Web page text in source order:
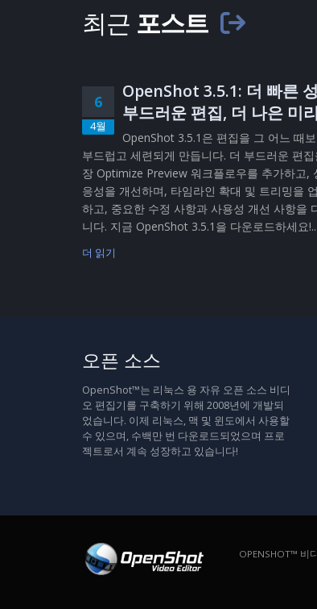
최근 포스트
6
4월
OpenShot 3.5.1: 더 빠른
부드러운 편집, 더 나은 미
OpenShot 3.5.1은 편집을 그 어느 때
부드럽고 세련되게 만듭니다. 더 부드러운 편
장 Optimize Preview 워크플로우를 추가하고,
응성을 개선하며, 타임라인 확대 및 트리밍을
하고, 중요한 수정 사항과 사용성 개선 사항을
니다. 지금 OpenShot 3.5.1을 다운로드하세요!...
더 읽기
오픈 소스
OpenShot™는 리눅스 용 자유 오픈 소스 비디
오 편집기를 구축하기 위해 2008년에 개발되
었습니다. 이제 리눅스, 맥 및 윈도에서 사용할
수 있으며, 수백만 번 다운로드되었으며 프로
젝트로서 계속 성장하고 있습니다!
OPENSHOT™ 비